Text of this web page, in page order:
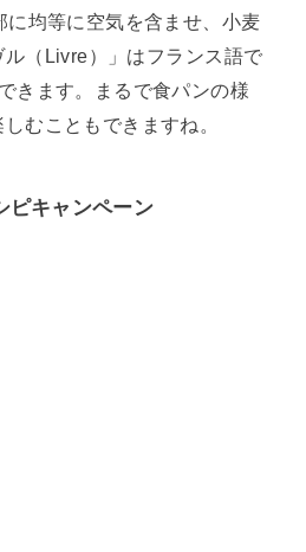
均等に空気を含ませ、小麦
（Livre）」はフランス語で
きます。まるで食パンの様
むこともできますね。
ピキャンペーン